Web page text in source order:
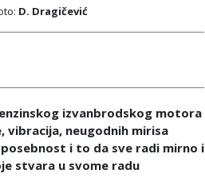
D. Dragičević
izvanbrodskog motora
vibracija, neugodnih mirisa
i to da sve radi mirno i
stvara u svome radu